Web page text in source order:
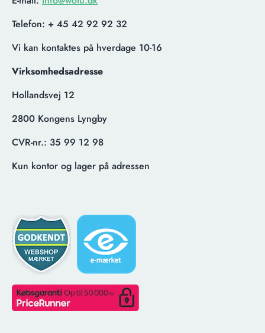
Telefon: + 45 42 92 92 32
Vi kan kontaktes på hverdage 10-16
Virksomhedsadresse
Hollandsvej 12
2800 Kongens Lyngby
CVR-nr.: 35 99 12 98
Kun kontor og lager på adressen